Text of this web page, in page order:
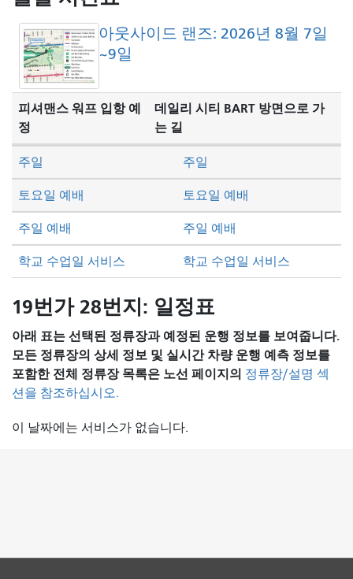
아웃사이드 랜즈: 2026년 8월 7일
~9일
피셔맨스 워프 입항 예
정
데일리 시티 BART 방면으로 가
는 길
토요일 예배 토요일 예배
주일 예배 주일 예배
주일 주일
학교 수업일 서비스 학교 수업일 서비스
19번가 28번지: 일정표
아래 표는 선택된 정류장과 예정된 운행 정보를 보여줍니다.
모든 정류장의 상세 정보 및 실시간 차량 운행 예측 정보를
포함한 전체 정류장 목록은 노선 페이지의 정류장/설명 섹
션을 참조하십시오.
이 날짜에는 서비스가 없습니다.